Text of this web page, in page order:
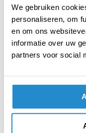
We gebruiken
personaliseren, om
en om ons
informatie over uw
partners voor social
DOWNLOAD